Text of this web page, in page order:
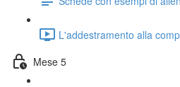
L'addestramento alla
Mese 5